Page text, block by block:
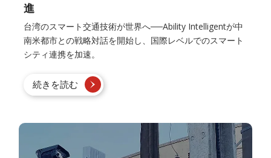
進
台湾のスマート交通技術が世界へ──Ability Intelligentが中
南米都市との戦略対話を開始し、国際レベルでのスマート
シティ連携を加速。
続きを読む